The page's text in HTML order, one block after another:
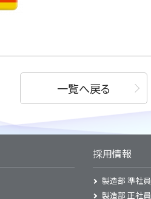
一覧へ戻る
採用情報
製造部 準社員
製造部 正社員